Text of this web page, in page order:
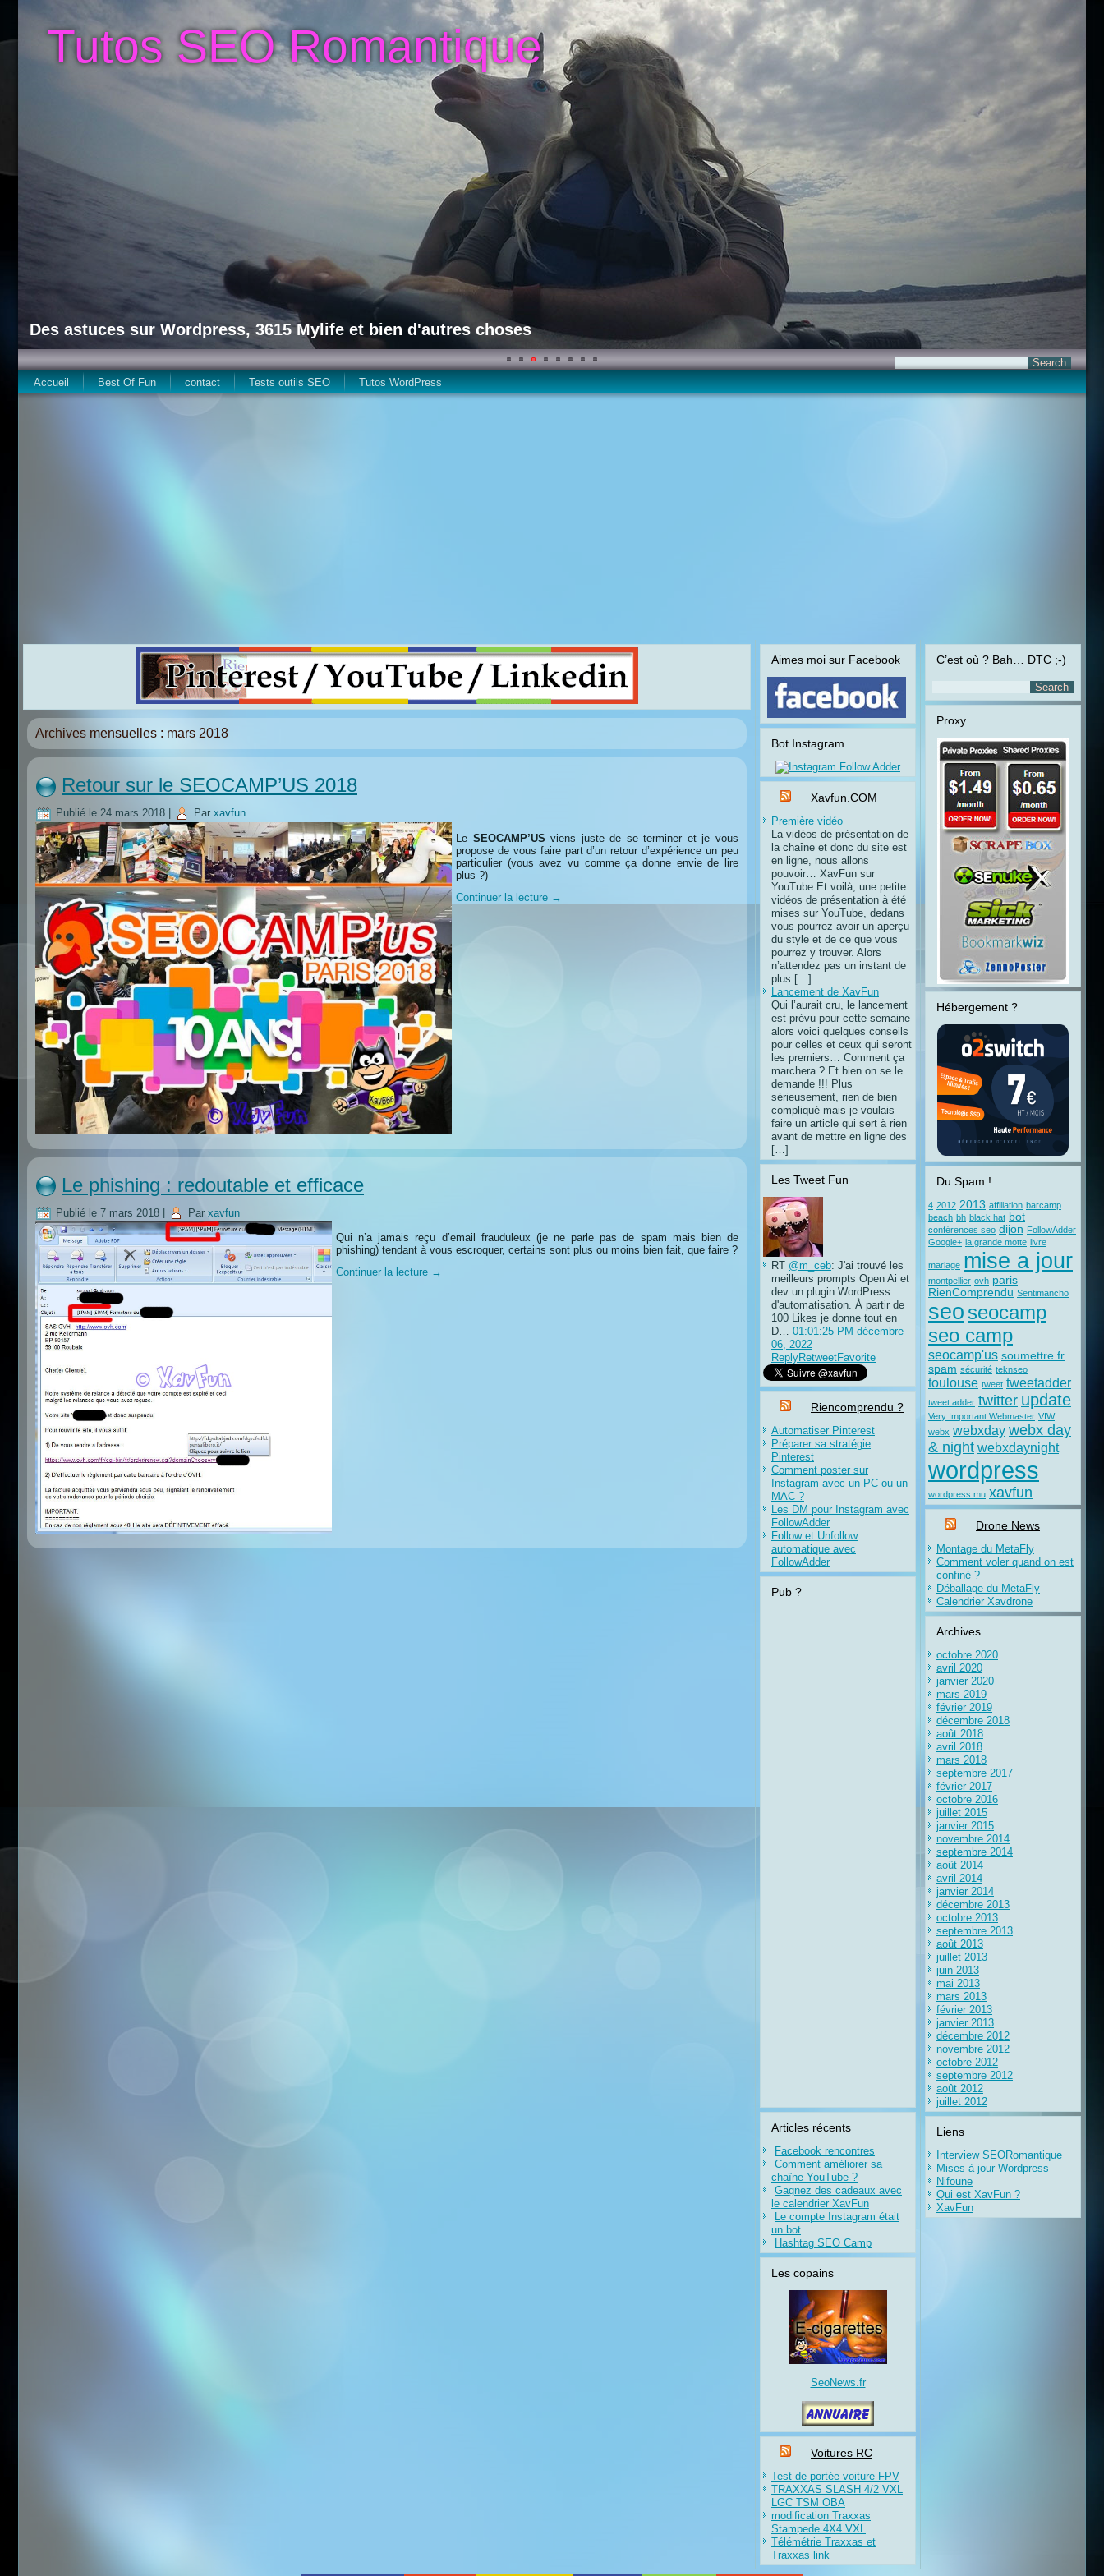
Tutos SEO Romantique
Des astuces sur Wordpress, 3615 Mylife et bien d'autres choses
Accueil Best Of Fun contact Tests outils SEO Tutos WordPress
Archives mensuelles : mars 2018
Retour sur le SEOCAMP’US 2018
Publié le 24 mars 2018 Par xavfun
Le SEOCAMP’US viens juste de se terminer et je vous
propose de vous faire part d’un retour d’expérience un peu
particulier (vous avez vu comme ça donne envie de lire
plus ?)
Continuer la lecture →
Le phishing : redoutable et efficace
Publié le 7 mars 2018 Par xavfun
Qui n’a jamais reçu d’email frauduleux (je ne parle pas de spam mais bien de
phishing) tendant à vous escroquer, certains sont plus ou moins bien fait, que faire ?
Continuer la lecture →
Aimes moi sur Facebook
Bot Instagram
Xavfun.COM
Première vidéo
La vidéos de présentation de
la chaîne et donc du site est
en ligne, nous allons
pouvoir… XavFun sur
YouTube Et voilà, une petite
vidéos de présentation à été
mises sur YouTube, dedans
vous pourrez avoir un aperçu
du style et de ce que vous
pourrez y trouver. Alors
n’attendez pas un instant de
plus […]
Lancement de XavFun
Qui l’aurait cru, le lancement
est prévu pour cette semaine
alors voici quelques conseils
pour celles et ceux qui seront
les premiers… Comment ça
marchera ? Et bien on se le
demande !!! Plus
sérieusement, rien de bien
compliqué mais je voulais
faire un article qui sert à rien
avant de mettre en ligne des
[…]
Les Tweet Fun
RT @m_ceb: J'ai trouvé les
meilleurs prompts Open Ai et
dev un plugin WordPress
d'automatisation. À partir de
100 Likes je donne tout en
D… 01:01:25 PM décembre
06, 2022
ReplyRetweetFavorite
Riencomprendu ?
Automatiser Pinterest
Préparer sa stratégie
Pinterest
Comment poster sur
Instagram avec un PC ou un
MAC ?
Les DM pour Instagram avec
FollowAdder
Follow et Unfollow
automatique avec
FollowAdder
Pub ?
Articles récents
Facebook rencontres
Comment améliorer sa
chaîne YouTube ?
Gagnez des cadeaux avec
le calendrier XavFun
Le compte Instagram était
un bot
Hashtag SEO Camp
Les copains
SeoNews.fr
Voitures RC
Test de portée voiture FPV
TRAXXAS SLASH 4/2 VXL
LGC TSM OBA
modification Traxxas
Stampede 4X4 VXL
Télémétrie Traxxas et
Traxxas link
C’est où ? Bah… DTC ;-)
Proxy
Hébergement ?
Du Spam !
4 2012 2013 affiliation barcamp
beach bh black hat bot
conférences seo dijon FollowAdder
Google+ la grande motte livre
mariage mise a jour
montpellier ovh paris
RienComprendu Sentimancho
seo seocamp
seo camp
seocamp'us soumettre.fr
spam sécurité teknseo
toulouse tweet tweetadder
tweet adder twitter update
Very Important Webmaster VIW
webx webxday webx day
& night webxdaynight
wordpress
wordpress mu xavfun
Drone News
Montage du MetaFly
Comment voler quand on est
confiné ?
Déballage du MetaFly
Calendrier Xavdrone
Archives
octobre 2020
avril 2020
janvier 2020
mars 2019
février 2019
décembre 2018
août 2018
avril 2018
mars 2018
septembre 2017
février 2017
octobre 2016
juillet 2015
janvier 2015
novembre 2014
septembre 2014
août 2014
avril 2014
janvier 2014
décembre 2013
octobre 2013
septembre 2013
août 2013
juillet 2013
juin 2013
mai 2013
mars 2013
février 2013
janvier 2013
décembre 2012
novembre 2012
octobre 2012
septembre 2012
août 2012
juillet 2012
Liens
Interview SEORomantique
Mises à jour Wordpress
Nifoune
Qui est XavFun ?
XavFun